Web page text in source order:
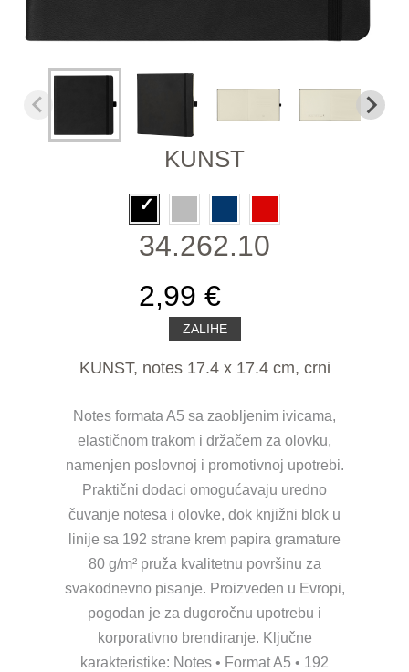
KUNST
34.262.10
2,99 €
ZALIHE
KUNST, notes 17.4 x 17.4 cm, crni
Notes formata A5 sa zaobljenim ivicama,
elastičnom trakom i držačem za olovku,
namenjen poslovnoj i promotivnoj upotrebi.
Praktični dodaci omogućavaju uredno
čuvanje notesa i olovke, dok knjižni blok u
linije sa 192 strane krem papira gramature
80 g/m² pruža kvalitetnu površinu za
svakodnevno pisanje. Proizveden u Evropi,
pogodan je za dugoročnu upotrebu i
korporativno brendiranje. Ključne
karakteristike: Notes • Format A5 • 192